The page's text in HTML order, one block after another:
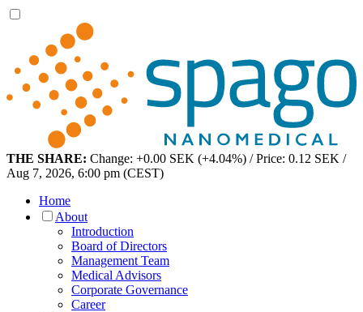
THE SHARE: Change: +0.00 SEK (+4.04%) / Price: 0.12 SEK /
Aug 7, 2026, 6:00 pm (CEST)
Home
About
Introduction
Board of Directors
Management Team
Medical Advisors
Corporate Governance
Career